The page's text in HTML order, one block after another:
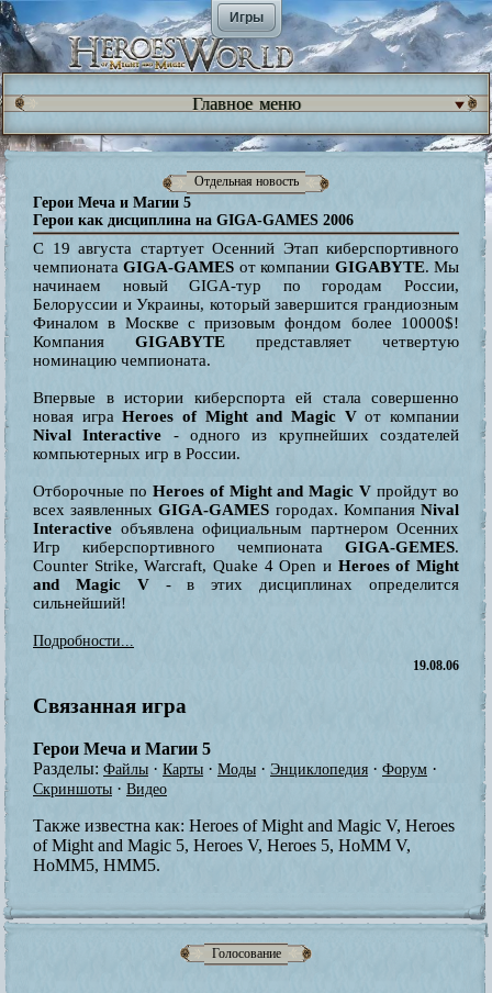
Игры
Голосование
Главное меню
Отдельная новость
Герои Меча и Магии 5
Герои как дисциплина на GIGA-GAMES 2006
С 19 августа стартует Осенний Этап киберспортивного
чемпионатаGIGA-GAMES от компании GIGABYTE. Мы
начинаем новый GIGA-тур по городам России,
Белоруссии и Украины, который завершится грандиозным
Финалом в Москве с призовым фондом более 10000$!
Компания GIGABYTE представляет четвертую
номинацию чемпионата.
Впервые в истории киберспорта ей стала совершенно
новая играHeroes of Might and Magic Vот компании
Nival Interactive - одного из крупнейших создателей
компьютерных игр в России.
Отборочные по Heroes of Might and Magic V пройдут во
всех заявленныхGIGA-GAMES городах. КомпанияNival
Interactive объявлена официальным партнером Осенних
Игр киберспортивного чемпионата GIGA-GEMES.
Counter Strike, Warcraft, Quake 4 Open и Heroes of Might
and Magic V- в этих дисциплинах определится
сильнейший!
Подробности...
19.08.06
Связанная игра
Герои Меча и Магии 5
Разделы: Файлы · Карты · Моды · Энциклопедия · Форум ·
Скриншоты · Видео
Также известна как: Heroes of Might and Magic V, Heroes
of Might and Magic 5, Heroes V, Heroes 5, HoMM V,
HoMM5, HMM5.